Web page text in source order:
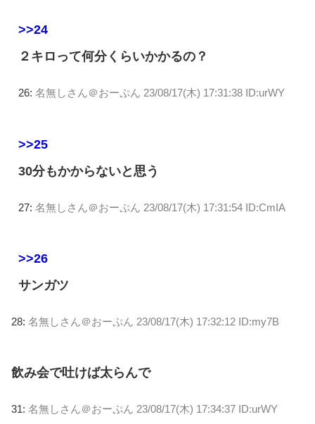
>>24
２キロって何分くらいかかるの？
26: 名無しさん＠おーぷん 23/08/17(木) 17:31:38 ID:urWY
>>25
30分もかからないと思う
27: 名無しさん＠おーぷん 23/08/17(木) 17:31:54 ID:CmIA
>>26
サンガツ
28: 名無しさん＠おーぷん 23/08/17(木) 17:32:12 ID:my7B
飲み会で吐けば太らんで
31: 名無しさん＠おーぷん 23/08/17(木) 17:34:37 ID:urWY